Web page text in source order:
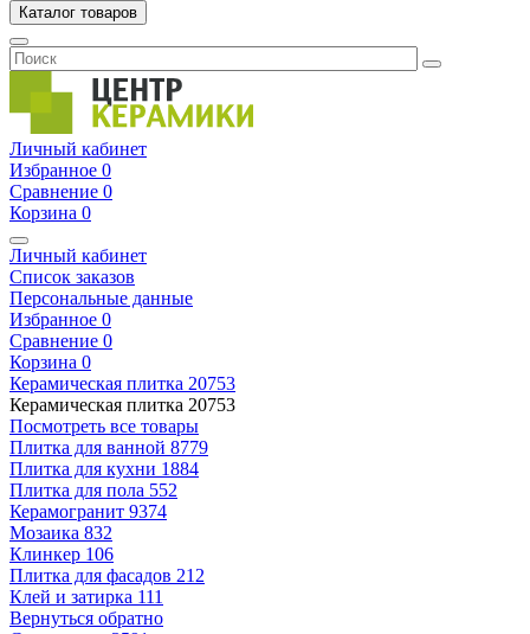
Каталог товаров
Личный кабинет
Избранное 0
Сравнение 0
Корзина 0
Личный кабинет
Список заказов
Персональные данные
Избранное 0
Сравнение 0
Корзина 0
Керамическая плитка 20753
Керамическая плитка 20753
Посмотреть все товары
Плитка для ванной 8779
Плитка для кухни 1884
Плитка для пола 552
Керамогранит 9374
Мозаика 832
Клинкер 106
Плитка для фасадов 212
Клей и затирка 111
Вернуться обратно